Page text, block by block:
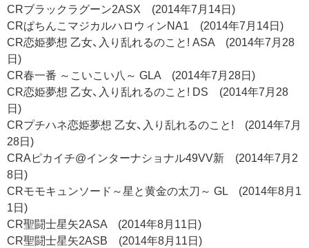
CRブラックラグーン2ASX (2014年7月14日)
CRぱちんこマジカルハロウィンNA1 (2014年7月14日)
CR恋姫夢想 乙女、入り乱れるのこと! ASA (2014年7月28
日)
CR春一番 ～こいこい八～ GLA (2014年7月28日)
CR恋姫夢想 乙女、入り乱れるのこと! DS (2014年7月28
日)
CRプチハネ恋姫夢想 乙女、入り乱れるのこと! (2014年7月
28日)
CRAピカイチ@インターナショナル49VV新 (2014年7月2
8日)
CRモモキュンソード～星と黄金の太刀～ GL (2014年8月1
1日)
CR聖闘士星矢2ASA (2014年8月11日)
CR聖闘士星矢2ASB (2014年8月11日)